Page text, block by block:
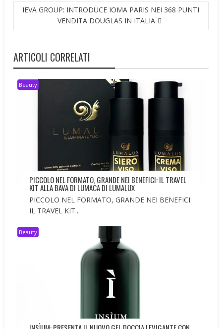
IEVA GROUP: INTRODUCE IOMA PARIS NEI 368 PUNTI
VENDITA DOUGLAS IN ITALIA
ARTICOLI CORRELATI
Beauty
PICCOLO NEL FORMATO, GRANDE NEI BENEFICI: IL TRAVEL
KIT ALLA BAVA DI LUMACA DI LUMALUX
PICCOLO NEL FORMATO, GRANDE NEI BENEFICI:
IL TRAVEL KIT...
Beauty